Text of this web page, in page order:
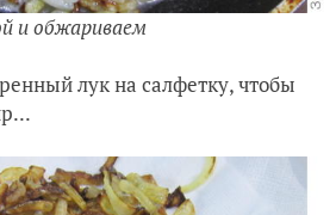
и обжариваем
лук на салфетку, чтобы